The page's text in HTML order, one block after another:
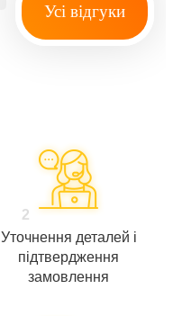
Усі відгуки
2
Уточнення деталей і
підтвердження
замовлення